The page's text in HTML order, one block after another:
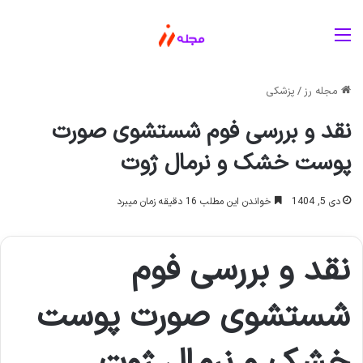
مجله رز/ پزشکی
نقد و بررسی فوم شستشوی صورت
پوست خشک و نرمال ژوت
دی 5, 1404 خواندن این مطلب 16 دقیقه زمان میبرد
نقد و بررسی فوم
شستشوی صورت پوست